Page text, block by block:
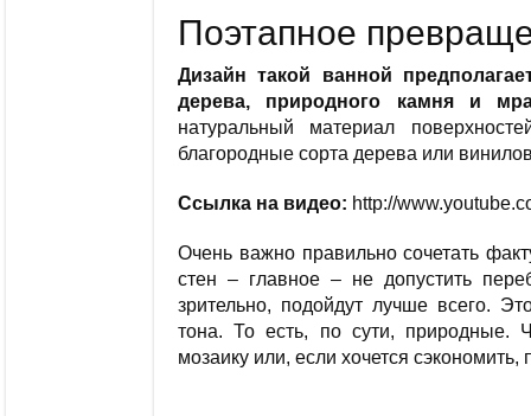
Поэтапное
Дизайн такой ванной
дерева, природного камня и
натуральный материал
благородные сорта дерева или
Ссылка на видео: http://
Очень важно правильно сочетать
стен – главное – не допустить
зрительно, подойдут лучше всего.
тона. То есть, по сути, природные.
мозаику или, если хочется